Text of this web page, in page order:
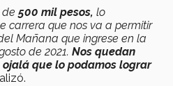
de 500 mil pesos, lo
carrera que nos va a permitir
Mañana que ingrese en la
de 2021. Nos quedan
que lo podamos lograr